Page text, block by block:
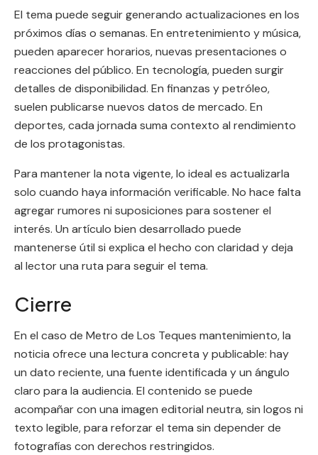
El tema puede seguir generando actualizaciones en los
próximos días o semanas. En entretenimiento y música,
pueden aparecer horarios, nuevas presentaciones o
reacciones del público. En tecnología, pueden surgir
detalles de disponibilidad. En finanzas y petróleo,
suelen publicarse nuevos datos de mercado. En
deportes, cada jornada suma contexto al rendimiento
de los protagonistas.
Para mantener la nota vigente, lo ideal es actualizarla
solo cuando haya información verificable. No hace falta
agregar rumores ni suposiciones para sostener el
interés. Un artículo bien desarrollado puede
mantenerse útil si explica el hecho con claridad y deja
al lector una ruta para seguir el tema.
Cierre
En el caso de Metro de Los Teques mantenimiento, la
noticia ofrece una lectura concreta y publicable: hay
un dato reciente, una fuente identificada y un ángulo
claro para la audiencia. El contenido se puede
acompañar con una imagen editorial neutra, sin logos ni
texto legible, para reforzar el tema sin depender de
fotografías con derechos restringidos.